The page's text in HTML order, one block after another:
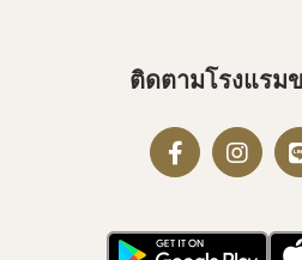
ติดตามโรงแรม